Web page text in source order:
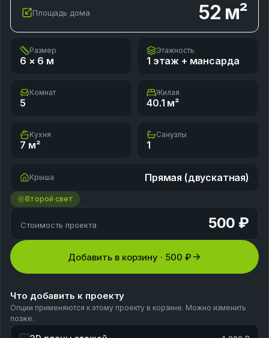
Площадь дома 52 м²
Размер
6 × 6 м
Этажность
1 этаж + мансарда
Комнат
5
Жилая
40.1 м²
Кухня
7 м²
Санузлы
1
Крыша Прямая (двускатная)
Второй свет
Стоимость проекта 500 ₽
Добавить в корзину · 500 ₽
Что добавить к проекту
Опции применяются к этому проекту в корзине. Можно изменить
позже.